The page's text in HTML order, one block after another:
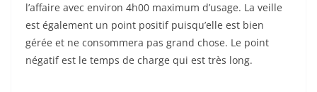
l’affaire avec environ 4h00 maximum d’usage. La veille
est également un point positif puisqu’elle est bien
gérée et ne consommera pas grand chose. Le point
négatif est le temps de charge qui est très long.